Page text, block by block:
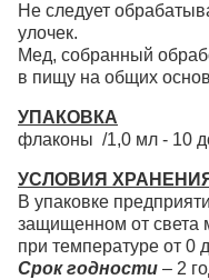
Не следует
улочек.
Мед, собранный
в пищу на общих
УПАКОВКА
флаконы /1,0 мл - 10
УСЛОВИЯ
В упаковке
защищенном от света
при температуре от 0
Срок годности – 2